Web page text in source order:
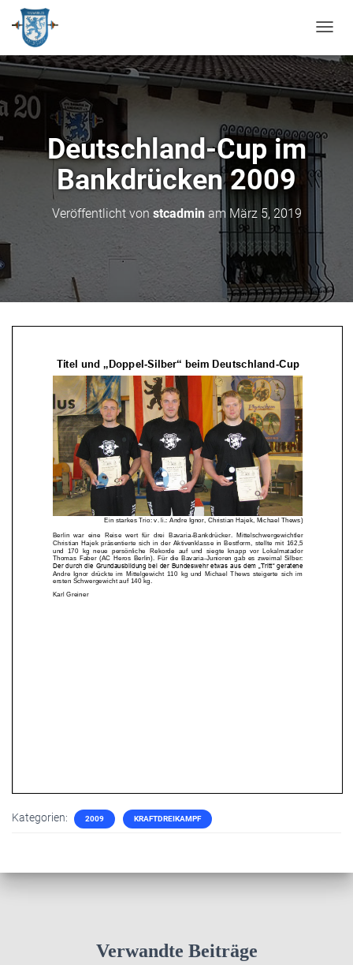
A
V
I
O
A
L
T
N
Deutschland-Cup im
Bankdrücken 2009
Veröffentlicht von stcadminam März 5, 2019
Kategorien: 2009 KRAFTDREIKAMPF
Verwandte Beiträge